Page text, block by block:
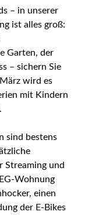
– in unserer
ist alles groß:
Garten, der
– sichern Sie
wird es
mit Kindern
sind bestens
Streaming und
Wohnung
einen
der E-Bikes